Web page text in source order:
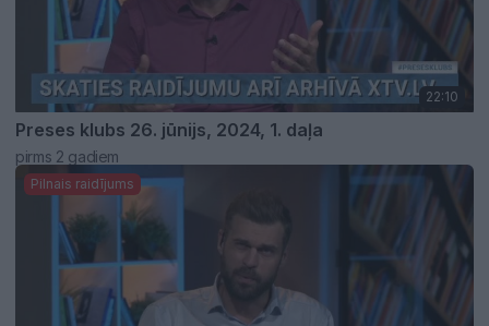
22:10
Preses klubs 26. jūnijs, 2024, 1. daļa
pirms 2 gadiem
Pilnais raidījums